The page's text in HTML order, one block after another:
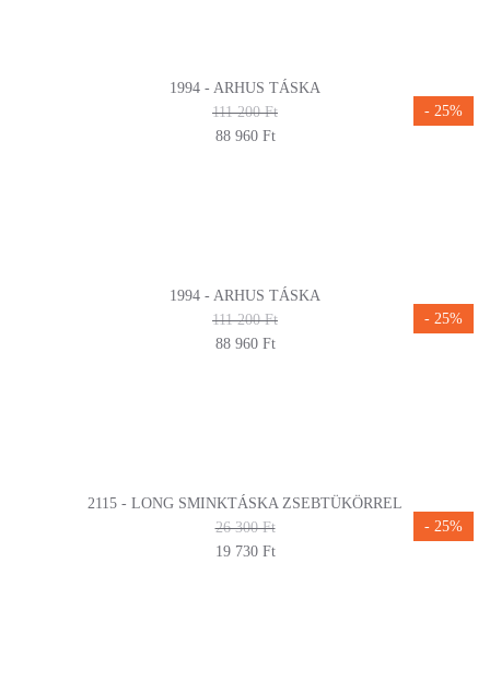
1994 - ARHUS TÁSKA
111 200 Ft
88 960 Ft
1994 - ARHUS TÁSKA
111 200 Ft
88 960 Ft
2115 - LONG SMINKTÁSKA ZSEBTÜKÖRREL
26 300 Ft
19 730 Ft
- 25%
- 25%
- 25%